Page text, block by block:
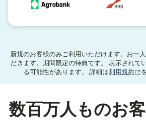
新規のお客様のみご利用いただけます。お一
だきます。期間限定の特典です。 表示されて
る可能性があります。 詳細は利用規約
数百万人ものお